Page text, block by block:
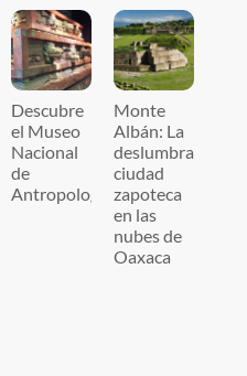
Descubre
el Museo
Nacional
de
Antropología
Monte
Albán: La
deslumbrante
ciudad
zapoteca
en las
nubes de
Oaxaca